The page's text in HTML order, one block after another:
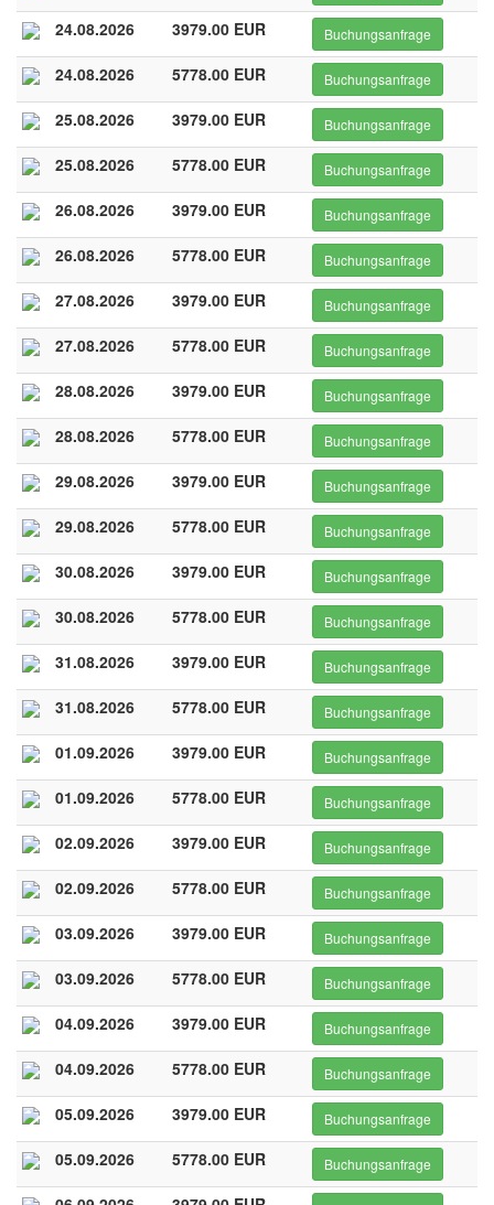
24.08.2026 3979.00 EUR Buchungsanfrage
24.08.2026 5778.00 EUR Buchungsanfrage
25.08.2026 3979.00 EUR Buchungsanfrage
25.08.2026 5778.00 EUR Buchungsanfrage
26.08.2026 3979.00 EUR Buchungsanfrage
26.08.2026 5778.00 EUR Buchungsanfrage
27.08.2026 3979.00 EUR Buchungsanfrage
27.08.2026 5778.00 EUR Buchungsanfrage
28.08.2026 3979.00 EUR Buchungsanfrage
28.08.2026 5778.00 EUR Buchungsanfrage
29.08.2026 3979.00 EUR Buchungsanfrage
29.08.2026 5778.00 EUR Buchungsanfrage
30.08.2026 3979.00 EUR Buchungsanfrage
30.08.2026 5778.00 EUR Buchungsanfrage
31.08.2026 3979.00 EUR Buchungsanfrage
31.08.2026 5778.00 EUR Buchungsanfrage
01.09.2026 3979.00 EUR Buchungsanfrage
01.09.2026 5778.00 EUR Buchungsanfrage
02.09.2026 3979.00 EUR Buchungsanfrage
02.09.2026 5778.00 EUR Buchungsanfrage
03.09.2026 3979.00 EUR Buchungsanfrage
03.09.2026 5778.00 EUR Buchungsanfrage
04.09.2026 3979.00 EUR Buchungsanfrage
04.09.2026 5778.00 EUR Buchungsanfrage
05.09.2026 3979.00 EUR Buchungsanfrage
05.09.2026 5778.00 EUR Buchungsanfrage